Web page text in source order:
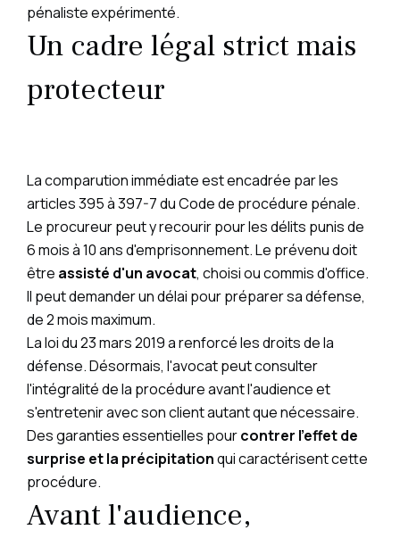
pénaliste expérimenté.
Un cadre légal strict mais
protecteur
La comparution immédiate est encadrée par les
articles 395 à 397-7 du Code de procédure pénale.
Le procureur peut y recourir pour les délits punis de
6 mois à 10 ans d'emprisonnement. Le prévenu doit
être assisté d'un avocat, choisi ou commis d'office.
Il peut demander un délai pour préparer sa défense,
de 2 mois maximum.
La loi du 23 mars 2019 a renforcé les droits de la
défense. Désormais, l'avocat peut consulter
l'intégralité de la procédure avant l'audience et
s'entretenir avec son client autant que nécessaire.
Des garanties essentielles pourcontrer l'effet de
surprise et la précipitationqui caractérisent cette
procédure.
Avant l'audience,